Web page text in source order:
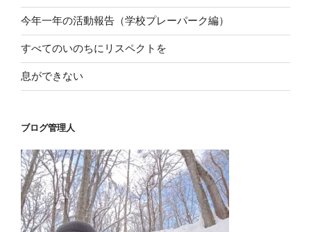
今年一年の活動報告（学校プレーパーク編）
すべてのいのちにリスペクトを
息ができない
ブログ管理人